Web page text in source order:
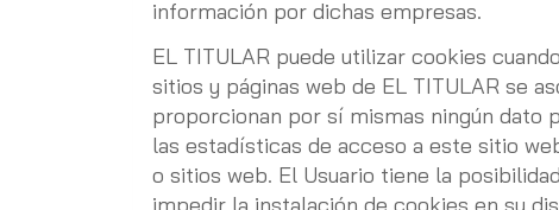
información por dichas empresas.
EL TITULAR puede utilizar cookies
sitios y páginas web de EL TITULAR se
proporcionan por sí mismas ningún dato
las estadísticas de acceso a este sitio
o sitios web. El Usuario tiene la
impedir la instalación de cookies en su